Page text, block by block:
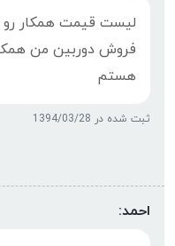
لیست قیمت همکار
فروش دوربین من
هستم
ثبت شده در 1394/03/28
احمد: